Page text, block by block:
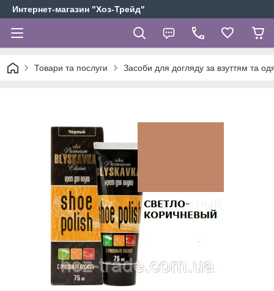
Интернет-магазин "Хоз-Трейд"
Товари та послуги Засоби для догляду за взуттям та